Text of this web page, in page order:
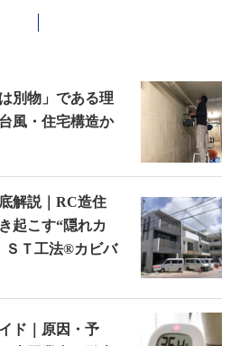
別物」である理
風・住宅構造か
解説｜RC造住
起こす“隠れカ
ＳＴ工法®カビバ
ド｜原因・予